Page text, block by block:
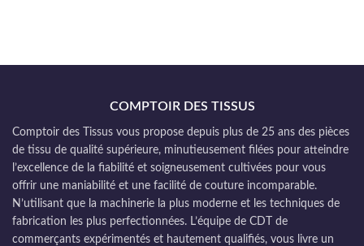
COMPTOIR DES TISSUS
Comptoir des Tissus vous propose depuis plus de 25 ans des pièces
de tissu de qualité supérieure, minutieusement filées pour atteindre
l’excellence de la fiabilité et soigneusement cultivées pour vous
offrir une maniabilité et une facilité de couture incomparable.
N’utilisant que la machinerie la plus moderne et les techniques de
fabrication les plus perfectionnées. L’équipe de CDT de
commerçants expérimentés et hautement qualifiés, vous livre un